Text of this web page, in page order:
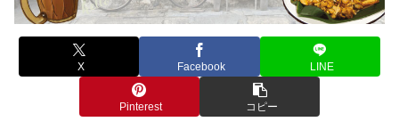
X Facebook LINE
Pinterest コピー